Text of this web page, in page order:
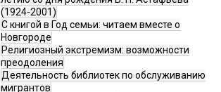
(1924-2001)
С книгой в Год семьи: читаем вместе о
Новгороде
Религиозный экстремизм: возможности
преодоления
Деятельность библиотек по обслуживанию
мигрантов